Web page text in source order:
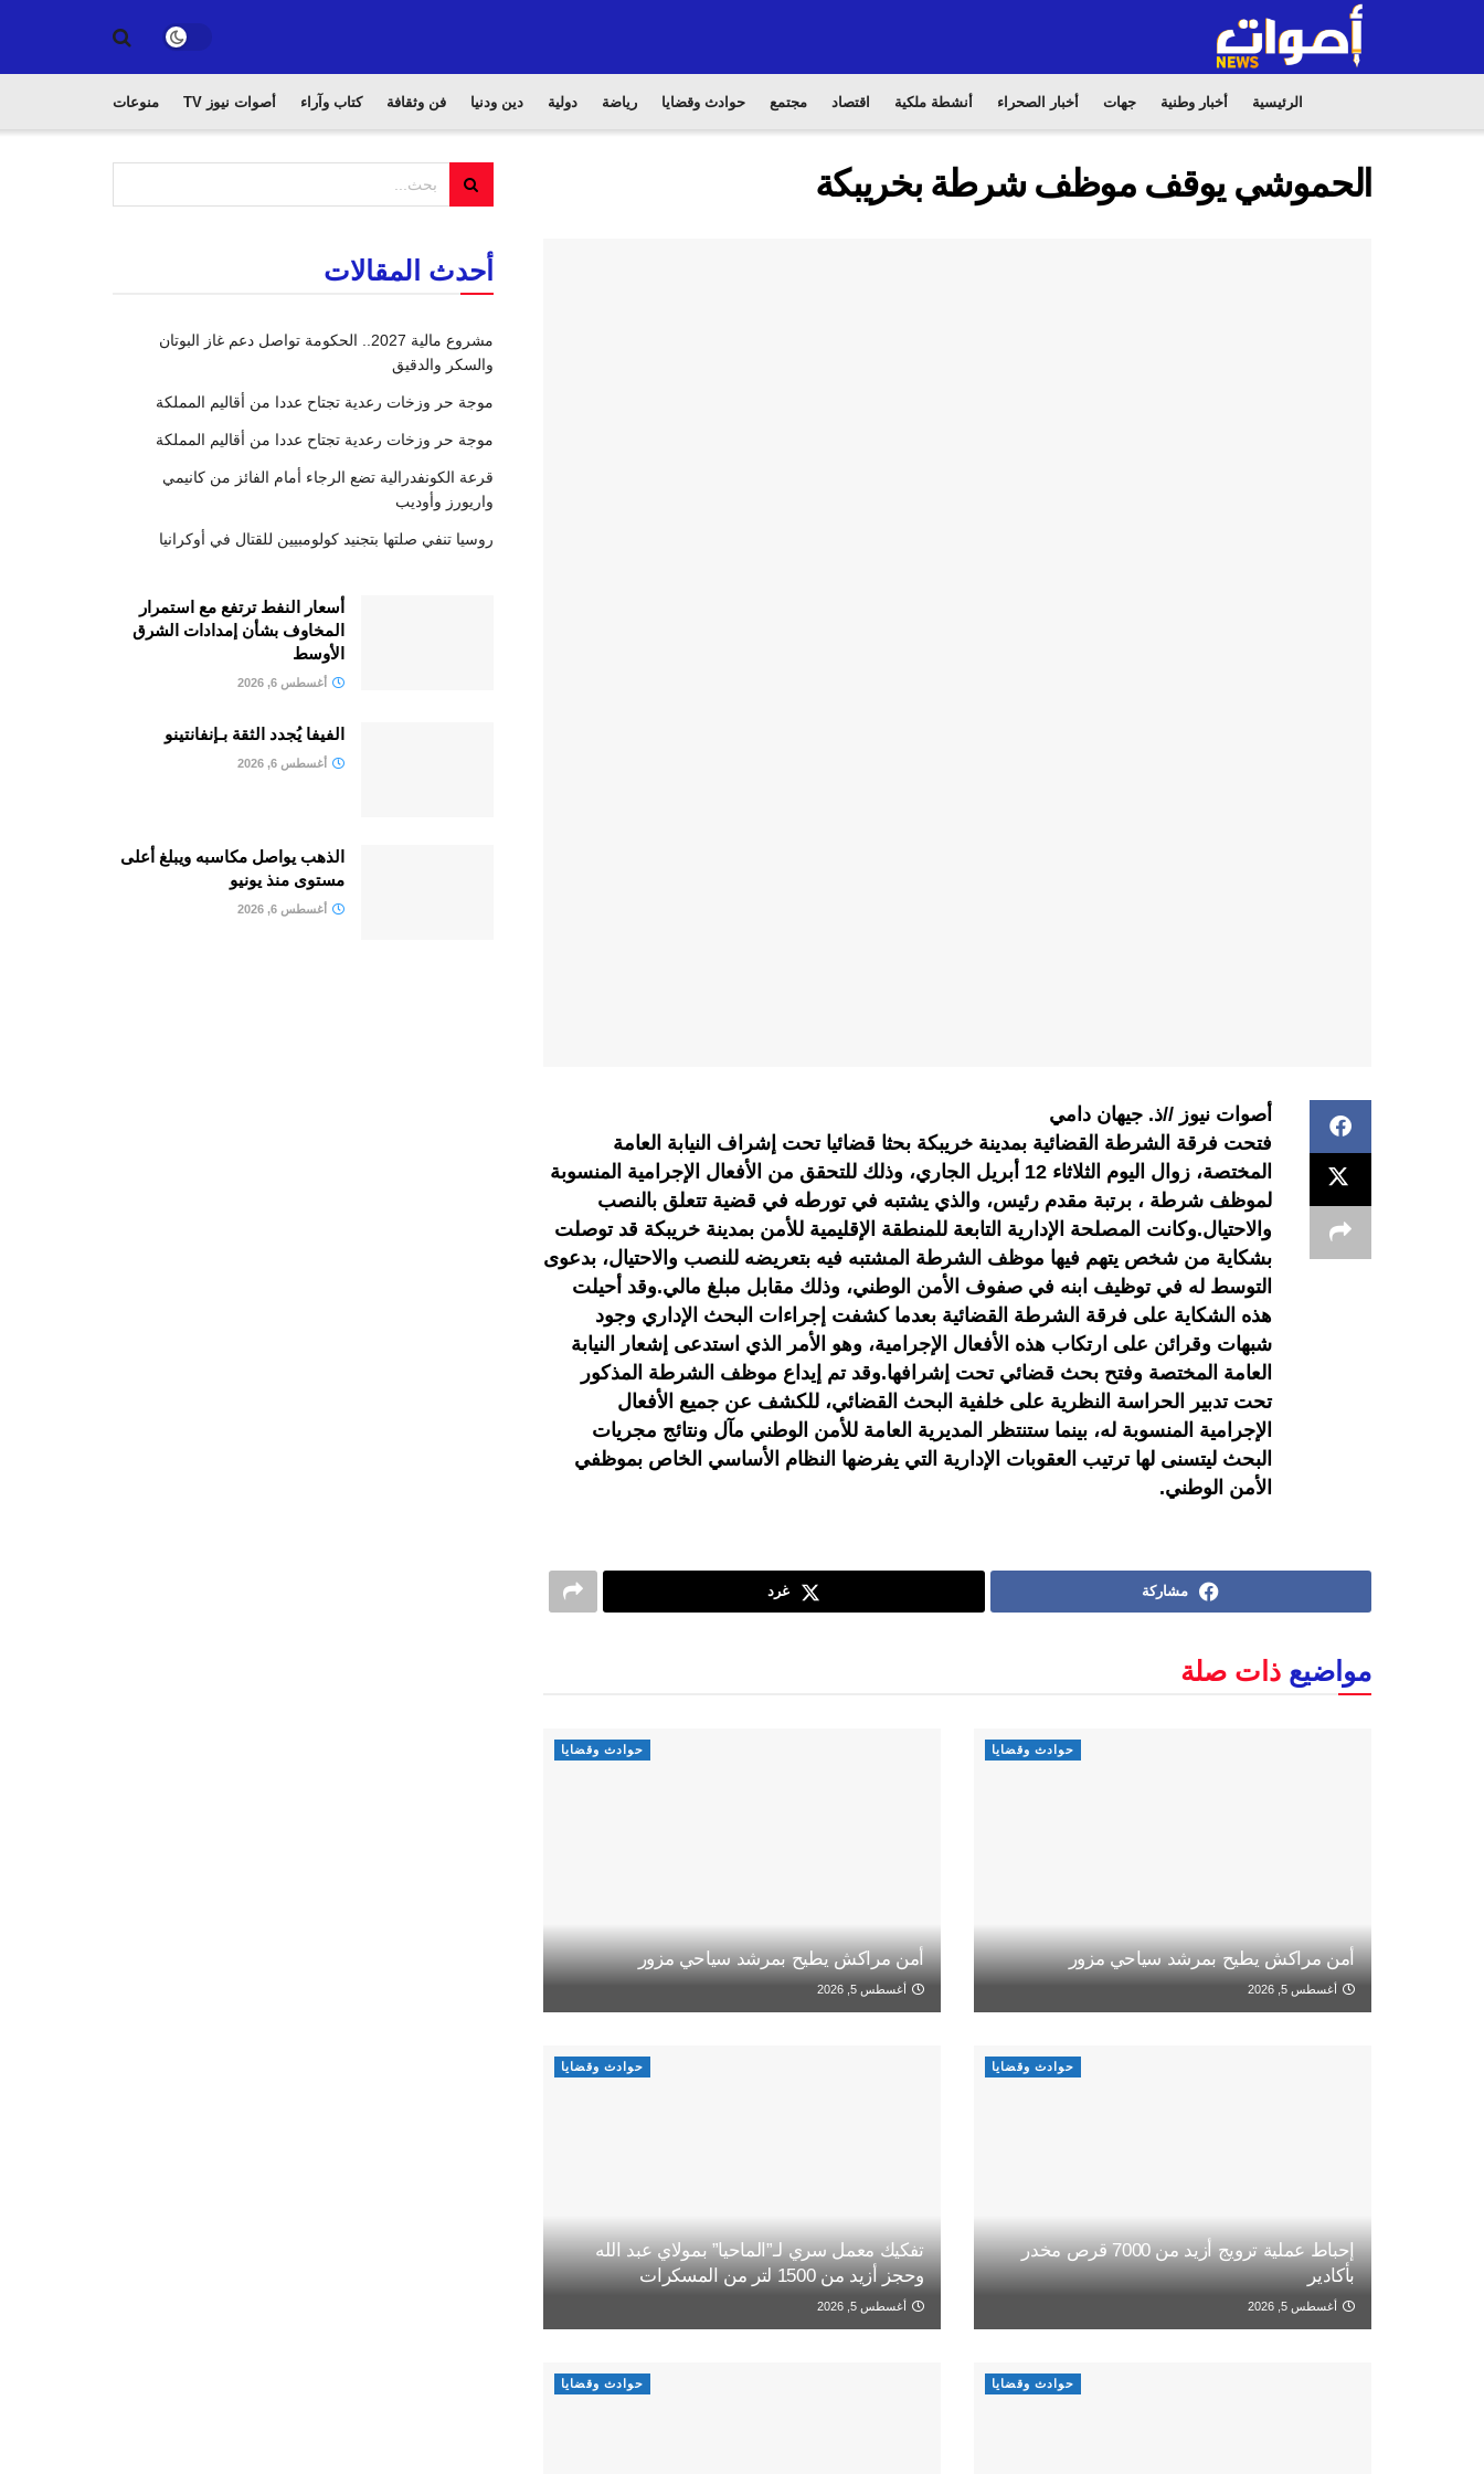
الرئيسية أخبار وطنية جهات أخبار الصحراء أنشطة ملكية اقتصاد مجتمع حوادث وقضايا رياضة دولية دين ودنيا فن وثقافة كتاب وآراء أصوات نيوز TV منوعات
الحموشي يوقف موظف شرطة بخريبكة
أصوات نيوز //ذ. جيهان دامي
فتحت فرقة الشرطة القضائية بمدينة خريبكة بحثا قضائيا تحت إشراف النيابة العامة
المختصة، زوال اليوم الثلاثاء 12 أبريل الجاري، وذلك للتحقق من الأفعال الإجرامية المنسوبة
لموظف شرطة ، برتبة مقدم رئيس، والذي يشتبه في تورطه في قضية تتعلق بالنصب
والاحتيال.وكانت المصلحة الإدارية التابعة للمنطقة الإقليمية للأمن بمدينة خريبكة قد توصلت
بشكاية من شخص يتهم فيها موظف الشرطة المشتبه فيه بتعريضه للنصب والاحتيال، بدعوى
التوسط له في توظيف ابنه في صفوف الأمن الوطني، وذلك مقابل مبلغ مالي.وقد أحيلت
هذه الشكاية على فرقة الشرطة القضائية بعدما كشفت إجراءات البحث الإداري وجود
شبهات وقرائن على ارتكاب هذه الأفعال الإجرامية، وهو الأمر الذي استدعى إشعار النيابة
العامة المختصة وفتح بحث قضائي تحت إشرافها.وقد تم إيداع موظف الشرطة المذكور
تحت تدبير الحراسة النظرية على خلفية البحث القضائي، للكشف عن جميع الأفعال
الإجرامية المنسوبة له، بينما ستنتظر المديرية العامة للأمن الوطني مآل ونتائج مجريات
البحث ليتسنى لها ترتيب العقوبات الإدارية التي يفرضها النظام الأساسي الخاص بموظفي
الأمن الوطني.
مشاركة غرد
مواضيع ذات صلة
حوادث وقضايا
أمن مراكش يطيح بمرشد سياحي مزور
أغسطس 5, 2026
حوادث وقضايا
أمن مراكش يطيح بمرشد سياحي مزور
أغسطس 5, 2026
حوادث وقضايا
إحباط عملية ترويج أزيد من 7000 قرص مخدر
بأكادير
أغسطس 5, 2026
حوادث وقضايا
تفكيك معمل سري لـ”الماحيا” بمولاي عبد الله
وحجز أزيد من 1500 لتر من المسكرات
أغسطس 5, 2026
حوادث وقضايا حوادث وقضايا
أحدث المقالات
مشروع مالية 2027.. الحكومة تواصل دعم غاز البوتان
والسكر والدقيق
موجة حر وزخات رعدية تجتاح عددا من أقاليم المملكة
موجة حر وزخات رعدية تجتاح عددا من أقاليم المملكة
قرعة الكونفدرالية تضع الرجاء أمام الفائز من كانيمي
واريورز وأوديب
روسيا تنفي صلتها بتجنيد كولومبيين للقتال في أوكرانيا
أسعار النفط ترتفع مع استمرار
المخاوف بشأن إمدادات الشرق
الأوسط
أغسطس 6, 2026
الفيفا يُجدد الثقة بـإنفانتينو
أغسطس 6, 2026
الذهب يواصل مكاسبه ويبلغ أعلى
مستوى منذ يونيو
أغسطس 6, 2026